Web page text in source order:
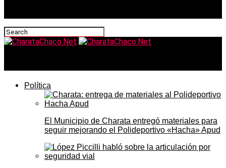
Política
El Municipio de Charata entregó materiales para
seguir mejorando el Polideportivo «Hacha» Apud